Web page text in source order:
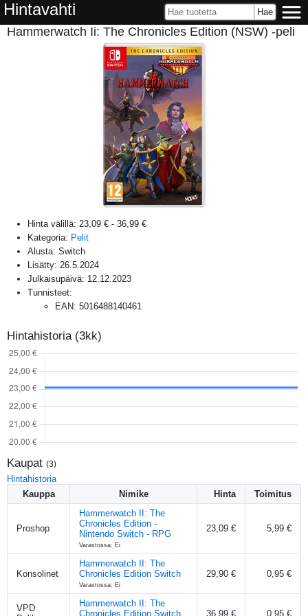
Hintavahti
Hammerwatch Ii: The Chronicles Edition (NSW) -peli
Hinta välillä: 23,09 € - 36,99 €
Kategoria: Pelit
Alusta: Switch
Lisätty: 26.5.2024
Julkaisupäivä: 12.12.2023
Tunnisteet:
EAN: 5016488140461
Hintahistoria (3kk)
Kaupat (3)
Hintahistoria
Kauppa
Nimike Hinta Toimitus
Proshop
Hammerwatch II: The
Chronicles Edition -
Nintendo Switch - RPG
Varastossa: Ei
23,09 € 5,99 €
Konsolinet
Hammerwatch II: The
Chronicles Edition Switch
Varastossa: Ei
29,90 € 0,95 €
VPD
Hammerwatch II: The
Chronicles Edition Switch
36,99 € 0,95 €